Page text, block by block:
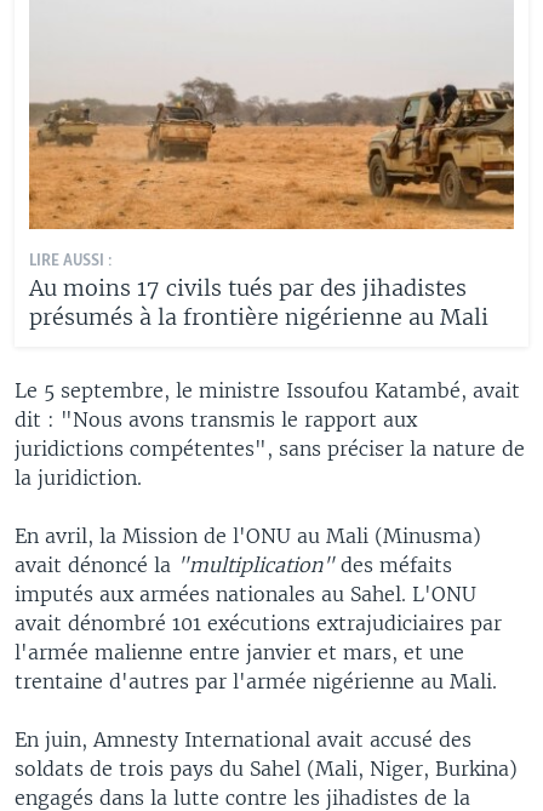
LIRE AUSSI :
Au moins 17 civils tués par des jihadistes
présumés à la frontière nigérienne au Mali
Le 5 septembre, le ministre Issoufou Katambé, avait
dit : "Nous avons transmis le rapport aux
juridictions compétentes", sans préciser la nature de
la juridiction.
En avril, la Mission de l'ONU au Mali (Minusma)
avait dénoncé la "multiplication"des méfaits
imputés aux armées nationales au Sahel. L'ONU
avait dénombré 101 exécutions extrajudiciaires par
l'armée malienne entre janvier et mars, et une
trentaine d'autres par l'armée nigérienne au Mali.
En juin, Amnesty International avait accusé des
soldats de trois pays du Sahel (Mali, Niger, Burkina)
engagés dans la lutte contre les jihadistes de la